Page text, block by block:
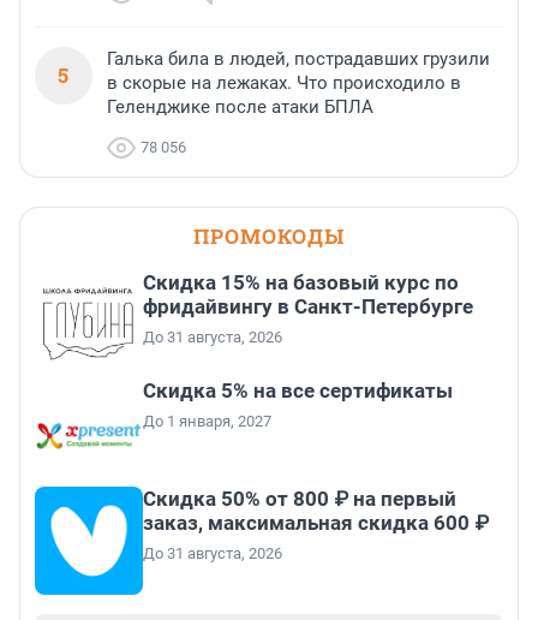
5
Галька била в людей, пострадавших грузили
в скорые на лежаках. Что происходило в
Геленджике после атаки БПЛА
78 056
ПРОМОКОДЫ
Скидка 15% на базовый курс по
фридайвингу в Санкт-Петербурге
До 31 августа, 2026
Скидка 5% на все сертификаты
До 1 января, 2027
Скидка 50% от 800 ₽ на первый
заказ, максимальная скидка 600 ₽
До 31 августа, 2026